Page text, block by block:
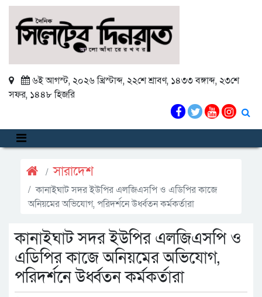
৬ই আগস্ট, ২০২৬ খ্রিস্টাব্দ, ২২শে শ্রাবণ, ১৪৩৩ বঙ্গাব্দ, ২৩শে
সফর, ১৪৪৮ হিজরি
সারাদেশ
কানাইঘাট সদর ইউপির এলজিএসপি ও এডিপির কাজে
অনিয়মের অভিযোগ, পরিদর্শনে উর্ধ্বতন কর্মকর্তারা
কানাইঘাট সদর ইউপির এলজিএসপি ও
এডিপির কাজে অনিয়মের অভিযোগ,
পরিদর্শনে উর্ধ্বতন কর্মকর্তারা